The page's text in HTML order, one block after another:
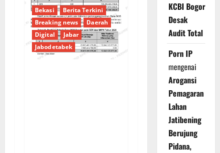
Bekasi
Berita Terkini
Breaking news
Daerah
Digital
Jabar
Jabodetabek
KCBI Bogor
Desak
Audit Total
Porn IP
mengenai
Arogansi
Pemagaran
Lahan
Jatibening
Berujung
Pidana,